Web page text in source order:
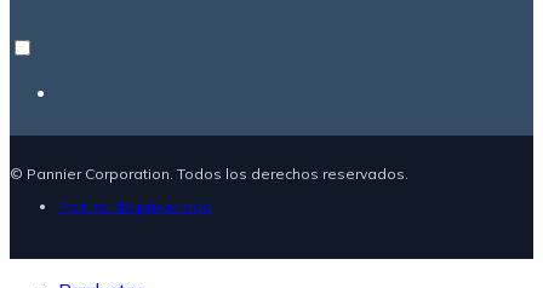
© Pannier Corporation. Todos los derechos reservados.
Política de privacidad